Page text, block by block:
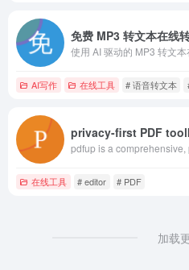
免费 MP3 转文本在线
AI写作 在线工具 # 语音转文本
privacy-first PDF
在线工具 # editor # PDF
加载